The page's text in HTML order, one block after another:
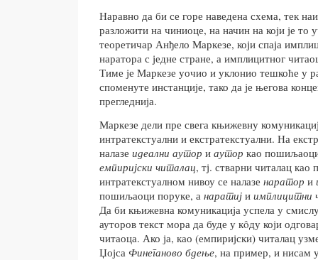
Наравно да би се горе наведена схема, тек
разложити на чиниоце, на начин на који је то
теоретичар Анђело Маркезе, који спаја
наратора с једне стране, а имплицитног
Тиме је Маркезе уочио и уклонио тешкоће у
споменуте инстанције, тако да је његова
прегледнија.
Маркезе дели пре свега књижевну
интратекстуални и екстратекстуални. На
налазе идеални аутор и аутор као
емпиријски читалац, тј. стварни читалац
интратекстуалном нивоу се налазе наратор и
пошиљаоци поруке, а наратиј и имплицитни
Да би књижевна комуникација успела у
ауторов текст мора да буде у кôду који
читаоца. Ако ја, као (емпиријски) читалац
Џојса Финеганово бдење, на пример, и нисам